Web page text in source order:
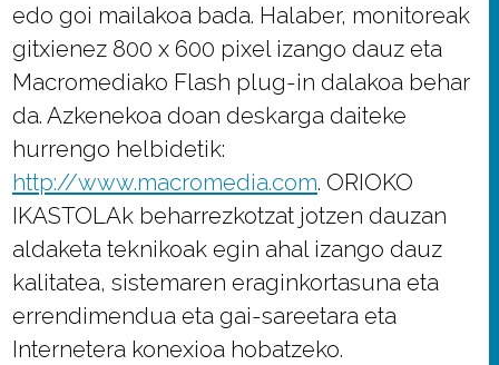
edo goi mailakoa bada. Halaber, monitoreak
gitxienez 800 x 600 pixel izango dauz eta
Macromediako Flash plug-in dalakoa behar
da. Azkenekoa doan deskarga daiteke
hurrengo helbidetik:
http://www.macromedia.com. ORIOKO
IKASTOLAk beharrezkotzat jotzen dauzan
aldaketa teknikoak egin ahal izango dauz
kalitatea, sistemaren eraginkortasuna eta
errendimendua eta gai-sareetara eta
Internetera konexioa hobatzeko.